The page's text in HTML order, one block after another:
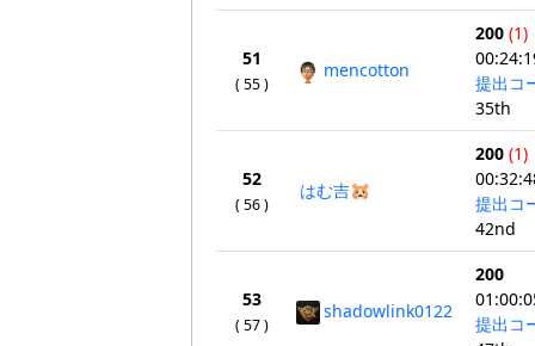
51
( 55 )
mencotton
200 (1)
提出コ
35th
52
( 56 )
はむ吉🐹
200 (1)
提出コ
42nd
53
( 57 )
shadowlink0122
200
提出コ